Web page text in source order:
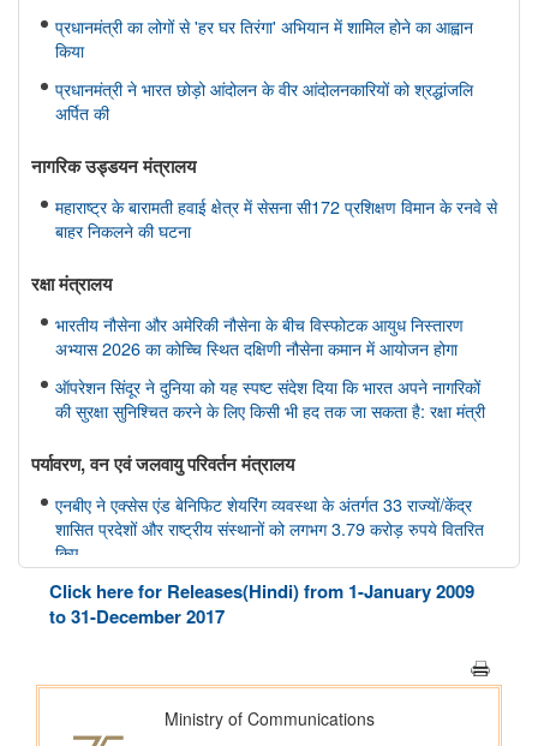
प्रधानमंत्री का लोगों से 'हर घर तिरंगा' अभियान में शामिल होने का आह्वान
किया
प्रधानमंत्री ने भारत छोड़ो आंदोलन के वीर आंदोलनकारियों को श्रद्धांजलि
अर्पित की
नागरिक उड्डयन मंत्रालय
महाराष्ट्र के बारामती हवाई क्षेत्र में सेसना सी172 प्रशिक्षण विमान के रनवे से
बाहर निकलने की घटना
रक्षा मंत्रालय
भारतीय नौसेना और अमेरिकी नौसेना के बीच विस्फोटक आयुध निस्तारण
अभ्यास 2026 का कोच्चि स्थित दक्षिणी नौसेना कमान में आयोजन होगा
ऑपरेशन सिंदूर ने दुनिया को यह स्पष्ट संदेश दिया कि भारत अपने नागरिकों
की सुरक्षा सुनिश्चित करने के लिए किसी भी हद तक जा सकता है: रक्षा मंत्री
पर्यावरण, वन एवं जलवायु परिवर्तन मंत्रालय
एनबीए ने एक्सेस एंड बेनिफिट शेयरिंग व्यवस्था के अंतर्गत 33 राज्यों/केंद्र
शासित प्रदेशों और राष्ट्रीय संस्थानों को लगभग 3.79 करोड़ रुपये वितरित
किए
गृह मंत्रालय
आवासन और शहरी कार्य मंत्रालय
Click here for Releases(Hindi) from 1-January 2009
to 31-December 2017